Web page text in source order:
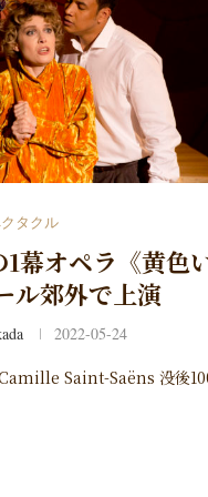
タクル
幕オペラ《黄色
ル郊外で上演
2022-05-24
Saint-Saëns 没後